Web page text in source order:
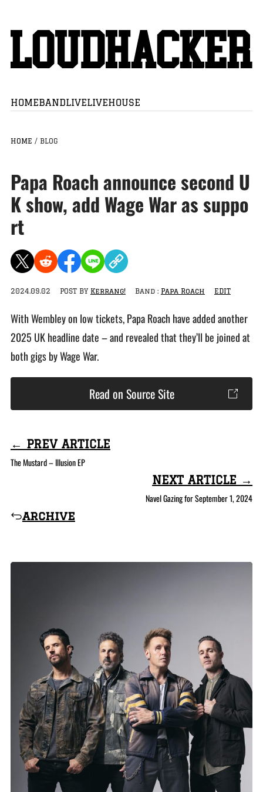
HOMEBANDLIVELIVEHOUSE
HOME / BLOG
Papa Roach announce second U
K show, add Wage War as suppo
rt
2024.09.02 POST BY Kerrang! Band : Papa Roach EDIT
With Wembley on low tickets, Papa Roach have added another
2025 UK headline date – and revealed that they’ll be joined at
both gigs by Wage War.
Read on Source Site
← PREV ARTICLE
The Mustard – Illusion EP
archive
NEXT ARTICLE →
Navel Gazing for September 1, 2024